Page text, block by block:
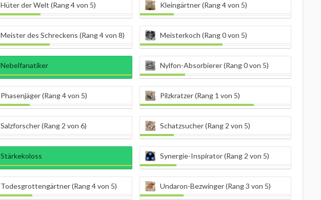
Hüter der Welt (Rang 4 von 5) Kleingärtner (Rang 4 von 5)
Meister des Schreckens (Rang 4 von 8) Meisterkoch (Rang 0 von 5)
Nebelfanatiker Nylfon-Absorbierer (Rang 0 von 5)
Phasenjäger (Rang 4 von 5) Pilzkratzer (Rang 1 von 5)
Salzforscher (Rang 2 von 6) Schatzsucher (Rang 2 von 5)
Stärkekoloss Synergie-Inspirator (Rang 2 von 5)
Todesgrottengärtner (Rang 4 von 5) Undaron-Bezwinger (Rang 3 von 5)